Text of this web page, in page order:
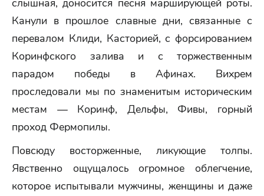
слышная, доносится песня марширующей роты.
Канули в прошлое славные дни, связанные с
перевалом Клиди, Касторией, с форсированием
Коринфского залива и с торжественным
парадом победы в Афинах. Вихрем
проследовали мы по знаменитым историческим
местам — Коринф, Дельфы, Фивы, горный
проход Фермопилы.
Повсюду восторженные, ликующие толпы.
Явственно ощущалось огромное облегчение,
которое испытывали мужчины, женщины и даже